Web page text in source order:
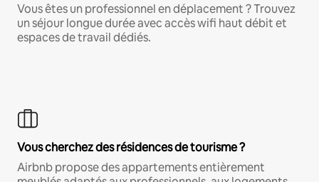
Vous êtes un professionnel en déplacement ? Trouvez
un séjour longue durée avec accès wifi haut débit et
espaces de travail dédiés.
Vous cherchez des résidences de tourisme ?
Airbnb propose des appartements entièrement